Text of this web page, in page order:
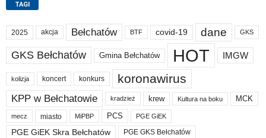
TAGI
2025 akcja Bełchatów BTF covid-19 dane GKS
GKS Bełchatów Gmina Bełchatów HOT IMGW
kolizja koncert konkurs koronawirus
KPP w Bełchatowie kradzież krew Kultura na boku MCK
mecz miasto MiPBP PCS PGE GiEK
PGE GiEK Skra Bełchatów PGE GKS Bełchatów